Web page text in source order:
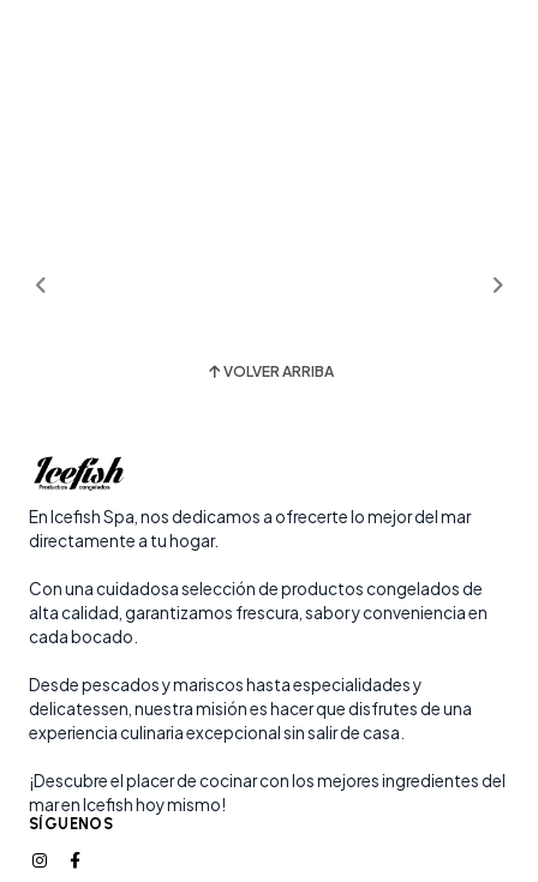
VOLVER ARRIBA
En Icefish Spa, nos dedicamos a ofrecerte lo mejor del mar
directamente a tu hogar.
Con una cuidadosa selección de productos congelados de
alta calidad, garantizamos frescura, sabor y conveniencia en
cada bocado.
Desde pescados y mariscos hasta especialidades y
delicatessen, nuestra misión es hacer que disfrutes de una
experiencia culinaria excepcional sin salir de casa.
¡Descubre el placer de cocinar con los mejores ingredientes del
mar en Icefish hoy mismo!
SÍGUENOS